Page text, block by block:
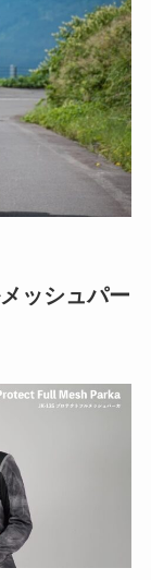
ッシュパー